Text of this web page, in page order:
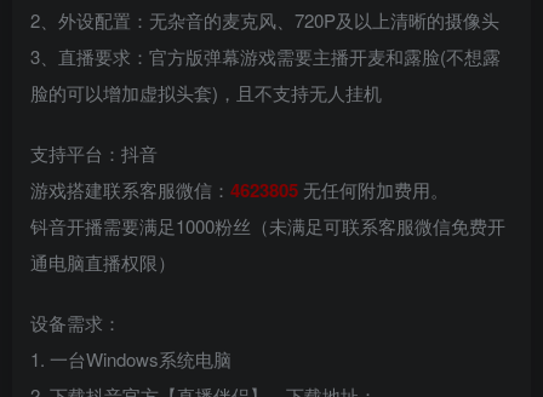
2、外设配置：无杂音的麦克风、720P及以上清晰的摄像头
3、直播要求：官方版弹幕游戏需要主播开麦和露脸(不想露
脸的可以增加虚拟头套)，且不支持无人挂机
支持平台：抖音
游戏搭建联系客服微信： 4623805 无任何附加费用。
钭音开播需要满足1000粉丝（未满足可联系客服微信免费开
通电脑直播权限）
设备需求：
1. 一台Windows系统电脑